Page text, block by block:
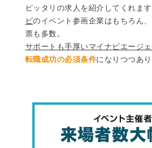
ピッタリの求人を紹介してくれま
ビのイベント参画企業はもちろん
票も多数。
サポートも手厚いマイナビエージ
転職成功の必須条件になりつつあり